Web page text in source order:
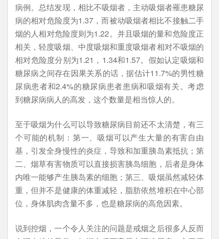
病例。总结发现，相比不吸烟者，主动吸烟者罹患糖尿
病的相对危险度为1.37，而被动吸烟者相比不接触二手
烟的人相对危险度则为1.22。并且吸烟的量和危险度正
相关，轻度吸烟、中度吸烟和重度吸烟者相对不吸烟的
相对危险度分别为1.21，1.34和1.57。假如认定吸烟和
糖尿病之间存在因果关系的话，据估计11.7%的男性糖
尿病患者和2.4%的糖尿病患者患病和吸烟有关。考虑
到糖尿病病人的高发，这个数量是相当惊人的。
至于吸烟为什么可以导致糖尿病目前还不太清楚，有三
个可能的机制：第一、吸烟可以产生大量的有害自由
基，引发全身慢性的炎症，导致和加重胰岛素抵抗；第
二、烟草有害物质可以直接损害胰岛细胞，后者是身体
内唯一能够产生胰岛素的细胞；第三、吸烟虽然减轻体
重，但并不是健康的体重减轻，脂肪依然堆积在中心部
位，身体肌肉含量不多，也是糖尿病的高危因素。
说到控烟，一个令人关注的问题是戒烟之后很多人反而